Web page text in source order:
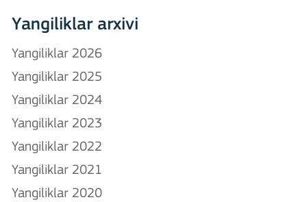
Yangiliklar arxivi
Yangiliklar 2026
Yangiliklar 2025
Yangiliklar 2024
Yangiliklar 2023
Yangiliklar 2022
Yangiliklar 2021
Yangiliklar 2020